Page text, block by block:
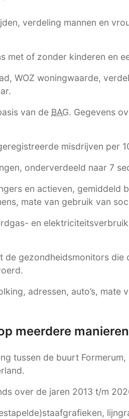
verdeling mannen en
met of zonder kinderen en
WOZ woningwaarde,
van de BAG. Gegevens
misdrijven per
onderverdeeld naar 7
en actieven, gemiddeld
mate van gebruik van
en
de gezondheidsmonitors die
adressen, auto’s, mate
meerdere
tussen de buurt
over de jaren 2013 t/m